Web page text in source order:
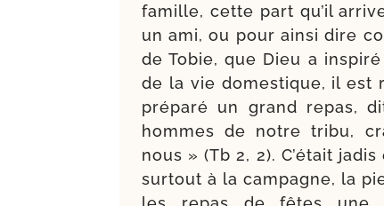
famille, cette part qu’il
un ami, ou pour ain­si dire
de Tobie, que Dieu a
de la vie domes­tique, il est
pré­pa­ré un grand repas,
hommes de notre tri­bu,
nous » (Tb 2, 2). C’était
sur­tout à la cam­pagne, la